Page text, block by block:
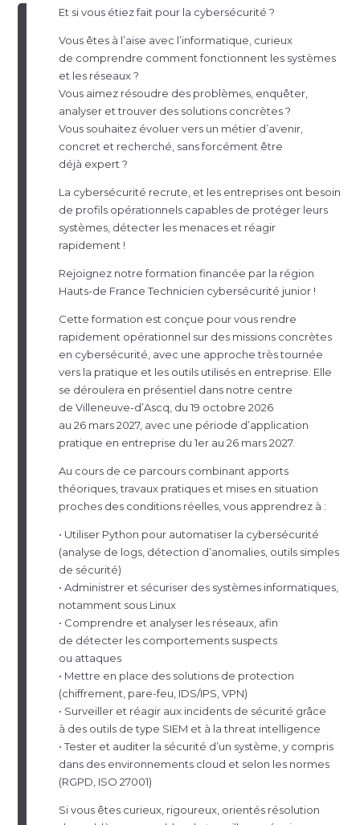
Et si vous étiez fait pour la cybersécurité ?
Vous êtes à l’aise avec l’informatique, curieux
de comprendre comment fonctionnent les systèmes
et les réseaux ?
Vous aimez résoudre des problèmes, enquêter,
analyser et trouver des solutions concrètes ?
Vous souhaitez évoluer vers un métier d’avenir,
concret et recherché, sans forcément être
déjà expert ?
La cybersécurité recrute, et les entreprises ont besoin
de profils opérationnels capables de protéger leurs
systèmes, détecter les menaces et réagir
rapidement !
Rejoignez notre formation financée par la région
Hauts-de France Technicien cybersécurité junior !
Cette formation est conçue pour vous rendre
rapidement opérationnel sur des missions concrètes
en cybersécurité, avec une approche très tournée
vers la pratique et les outils utilisés en entreprise. Elle
se déroulera en présentiel dans notre centre
de Villeneuve-d’Ascq, du 19 octobre 2026
au 26 mars 2027, avec une période d’application
pratique en entreprise du 1er au 26 mars 2027.
Au cours de ce parcours combinant apports
théoriques, travaux pratiques et mises en situation
proches des conditions réelles, vous apprendrez à :
• Utiliser Python pour automatiser la cybersécurité
(analyse de logs, détection d’anomalies, outils simples
de sécurité)
• Administrer et sécuriser des systèmes informatiques,
notamment sous Linux
• Comprendre et analyser les réseaux, afin
de détecter les comportements suspects
ou attaques
• Mettre en place des solutions de protection
(chiffrement, pare-feu , IDS/IPS, VPN)
• Surveiller et réagir aux incidents de sécurité grâce
à des outils de type SIEM et à la threat intelligence
• Tester et auditer la sécurité d’un système, y compris
dans des environnements cloud et selon les normes
(RGPD, ISO 27001)
Si vous êtes curieux, rigoureux, orientés résolution